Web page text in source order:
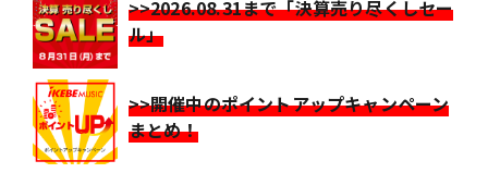
>>2026.08.31まで「決算売り尽くしセー
ル」
>>開催中のポイントアップキャンペーン
まとめ！